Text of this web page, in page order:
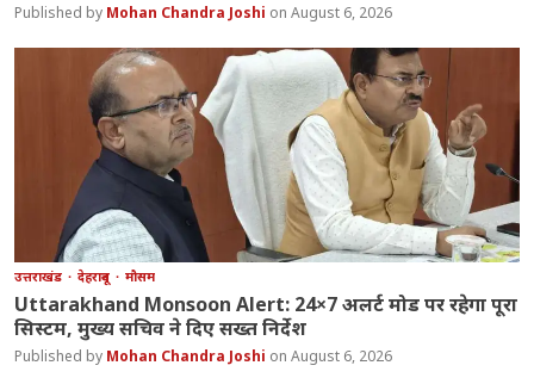
Mohan Chandra Joshi August 6, 2026
उत्तराखंड देहरादून मौसम
Uttarakhand Monsoon Alert: 24×7 अलर्ट मोड पर रहेगा पूरा
सिस्टम, मुख्य सचिव ने दिए सख्त निर्देश
Mohan Chandra Joshi August 6, 2026